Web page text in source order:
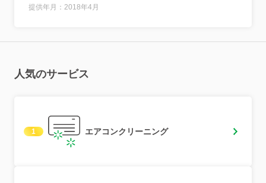
提供年月：2018年4月
人気のサービス
1 エアコンクリーニング